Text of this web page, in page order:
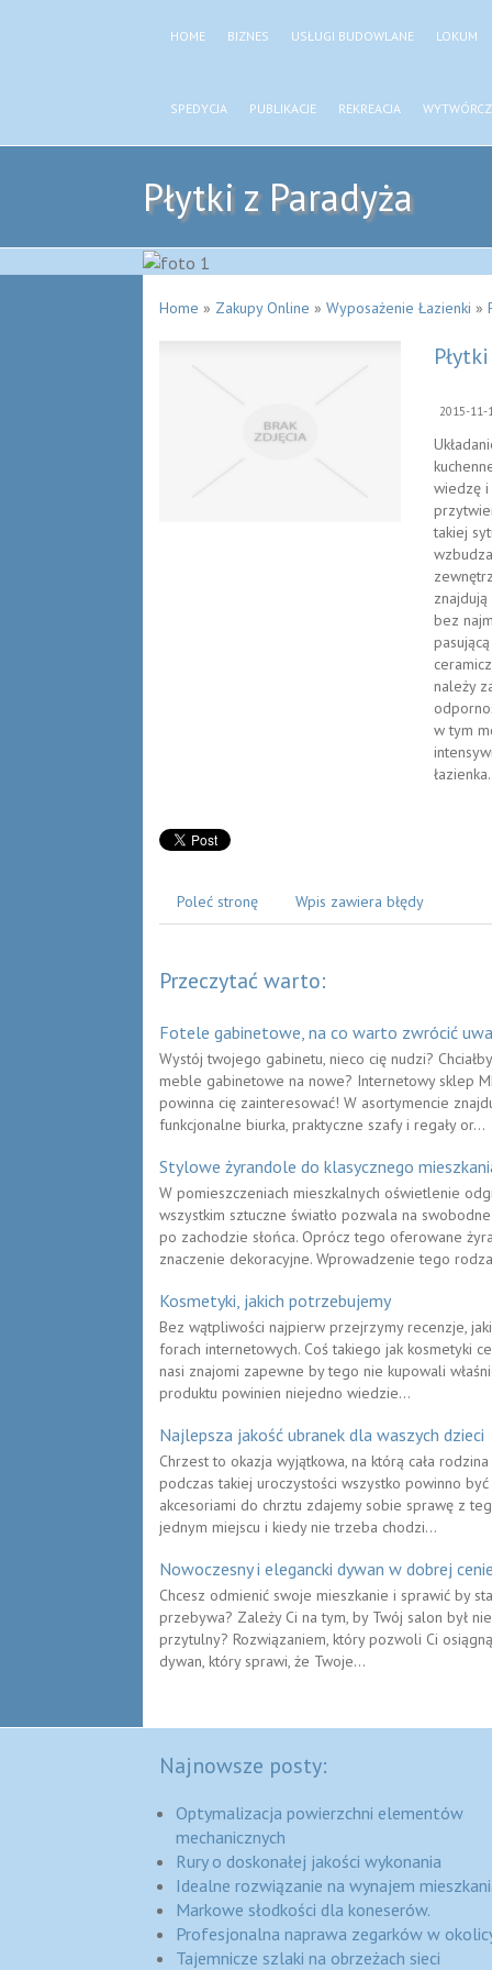
HOME BIZNES USŁUGI BUDOWLANE LOKUM
SPEDYCJA PUBLIKACJE REKREACJA
Płytki z Paradyża
Home » Zakupy Online » Wyposażenie Łazienki »
2015-11-
wiedzę i
takiej
bez
należy
w tym
łazienka.
Poleć stronę Wpis zawiera błędy
Przeczytać warto:
Fotele gabinetowe, na co warto zwrócić
Wystój twojego gabinetu, nieco cię nudzi?
meble gabinetowe na nowe? Internetowy sklep
powinna cię zainteresować! W asortymencie
funkcjonalne biurka, praktyczne szafy i regały or...
Stylowe żyrandole do klasycznego
W pomieszczeniach mieszkalnych oświetlenie
wszystkim sztuczne światło pozwala na
po zachodzie słońca. Oprócz tego oferowane
znaczenie dekoracyjne. Wprowadzenie tego
Kosmetyki, jakich potrzebujemy
Bez wątpliwości najpierw przejrzymy recenzje,
forach internetowych. Coś takiego jak kosmetyki
nasi znajomi zapewne by tego nie kupowali
produktu powinien niejedno wiedzie...
Najlepsza jakość ubranek dla waszych dzieci
Chrzest to okazja wyjątkowa, na którą cała
podczas takiej uroczystości wszystko powinno
akcesoriami do chrztu zdajemy sobie sprawę z
jednym miejscu i kiedy nie trzeba chodzi...
Nowoczesny i elegancki dywan w dobrej
Chcesz odmienić swoje mieszkanie i sprawić by
przebywa? Zależy Ci na tym, by Twój salon był
przytulny? Rozwiązaniem, który pozwoli Ci
dywan, który sprawi, że Twoje...
Najnowsze posty:
Optymalizacja powierzchni elementów
mechanicznych
Rury o doskonałej jakości wykonania
Idealne rozwiązanie na wynajem
Markowe słodkości dla koneserów.
Profesjonalna naprawa zegarków w
Tajemnicze szlaki na obrzeżach sieci